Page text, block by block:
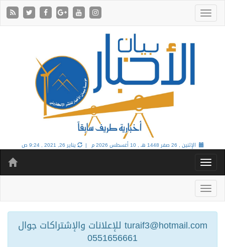
الإثنين , 26 صفر 1448 هـ , 10 أغسطس 2026 م | يناير 26, 2021 , 9:24 ص
turaif3@hotmail.com للإعلانات والإشتراكات جوال
0551656661